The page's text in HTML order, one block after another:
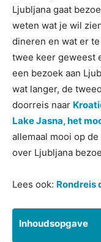
Ljubljana gaat
weten wat je wil
dineren en wat er
twee keer geweest
een bezoek aan
wat langer, de
doorreis naar
Lake Jasna, het
allemaal mooi op
over Ljubljana
Lees ook: Rondreis
Inhoudsopgave